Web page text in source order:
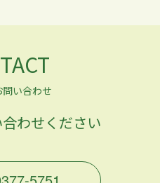
い合わせ
わせください